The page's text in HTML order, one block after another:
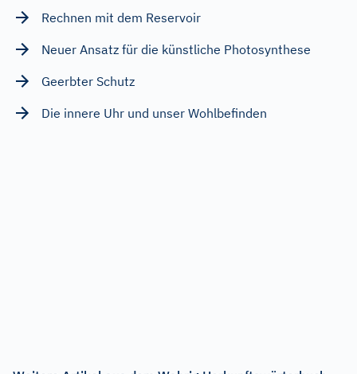
Rechnen mit dem Reservoir
Neuer Ansatz für die künstliche Photosynthese
Geerbter Schutz
Die innere Uhr und unser Wohlbefinden